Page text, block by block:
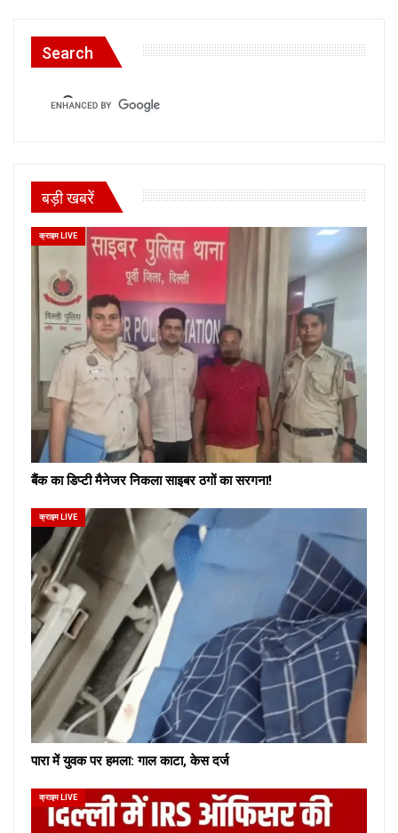
Search
बड़ी खबरें
क्राइम LIVE
बैंक का डिप्टी मैनेजर निकला साइबर ठगों का सरगना!
क्राइम LIVE
पारा में युवक पर हमला: गाल काटा, केस दर्ज
क्राइम LIVE